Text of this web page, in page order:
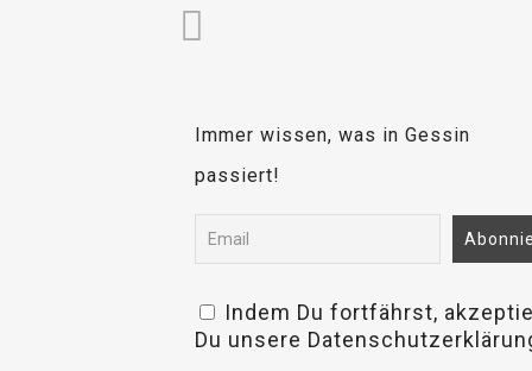
Immer wissen, was in Gessin
passiert!
Indem Du fortfährst,
osteopathe-nyon-cabinet-
Du unsere